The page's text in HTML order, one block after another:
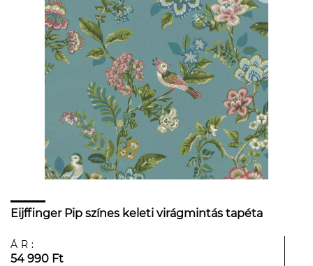
Eijffinger Pip színes keleti virágmintás tapéta
ÁR:
54 990 Ft